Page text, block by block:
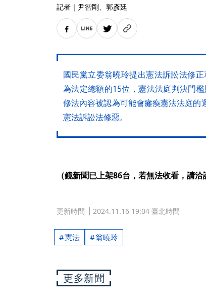
記者 ｜ 尹智剛、郭彥廷
國民黨立委翁曉玲提出憲法訴訟法修
為法定總額的15位，憲法法庭判決門
修法內容被認為可能會癱瘓憲法法庭
憲法訴訟法修惡。
（鏡新聞已上架86台，若無法收看，請洽
更新時間 2024.11.16 19:04 臺北時間
憲法 翁曉玲
更多新聞